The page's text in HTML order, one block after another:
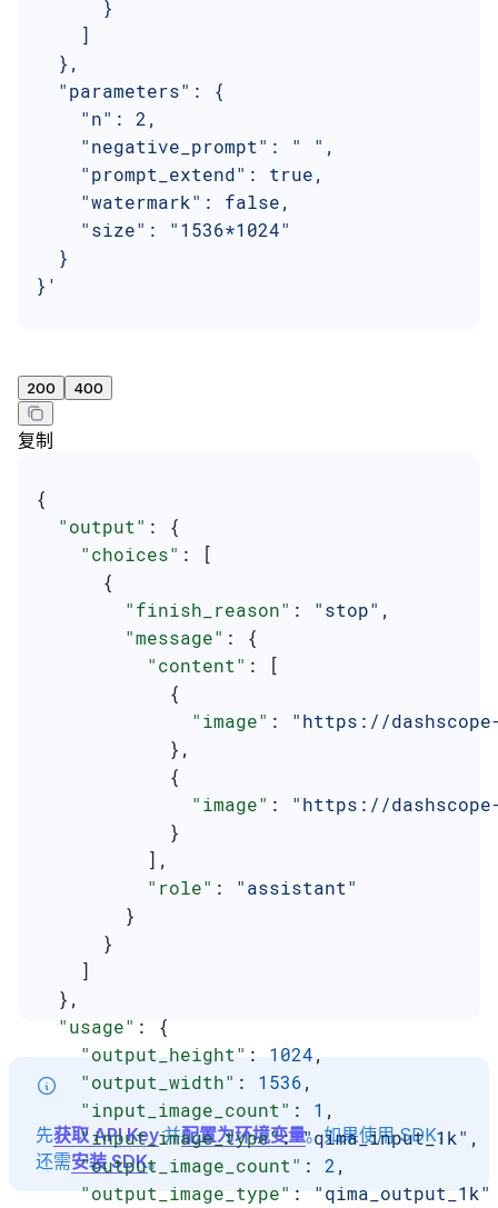
      }
    ]
  },
  "parameters": {
    "n": 2,
    "negative_prompt": " ",
    "prompt_extend": true,
    "watermark": false,
    "size": "1536*1024"
  }
}'
200 400
复制
{
  "output"
: {
    "choices"
: [
      {
        "finish_reason"
: "stop" ,
        "message"
: {
          "content"
: [
            {
              "image"
: "https://
            },
            {
              "image"
: "https://
            }
          ],
          "role"
: "assistant"
        }
      }
    ]
  },
  "usage"
: {
    "output_height"
: 1024,
    "output_width"
: 1536,
    "input_image_count"
: 1 ,
    "input_image_type"
: "qima_input_1k" ,
    "output_image_count"
: 2 ,
    "output_image_type"
: "qima_output_1k"
先获取 API Key并配置为环境变量。如果使用 SDK，
还需安装 SDK。